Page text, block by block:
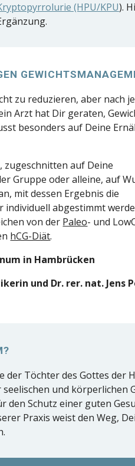
(HPU/KPU).
zu reduzieren, aber nach
Arzt hat Dir geraten,
besonders auf Deine
auf Deine
Gruppe oder alleine, auf
mit dessen Ergebnis die
abgestimmt
von der Paleo- und
hCG-Diät.
in Hambrücken
und Dr. rer. nat. Jens
Töchter des Gottes der
und körperlichen
Schutz einer guten
Praxis weist den Weg,